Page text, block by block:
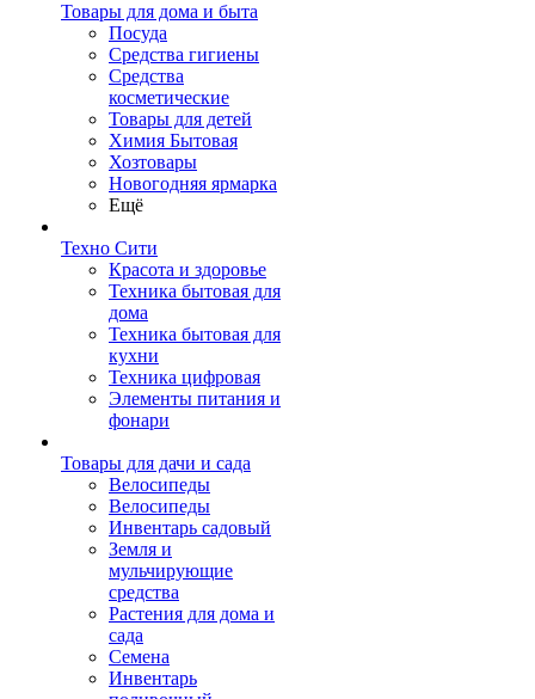
Товары для дома и быта
Посуда
Средства гигиены
Средства
косметические
Товары для детей
Химия Бытовая
Хозтовары
Новогодняя ярмарка
Ещё
Техно Сити
Красота и здоровье
Техника бытовая для
дома
Техника бытовая для
кухни
Техника цифровая
Элементы питания и
фонари
Товары для дачи и сада
Велосипеды
Велосипеды
Инвентарь садовый
Земля и
мульчирующие
средства
Растения для дома и
сада
Семена
Инвентарь